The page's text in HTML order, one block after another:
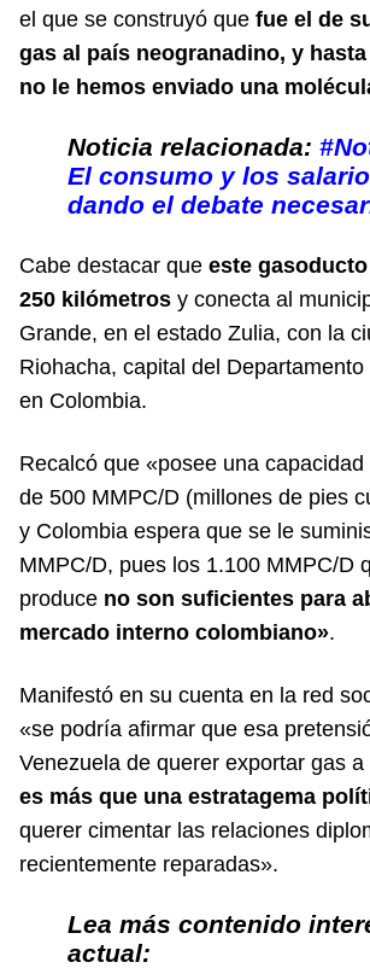
el que se construyó que fue el de
gas al país neogranadino, y
no le hemos enviado una
Noticia relacionada:
El consumo y los
dando el debate
Cabe destacar que este
250 kilómetros y conecta al
Grande, en el estado Zulia, con la
Riohacha, capital del
en Colombia.
Recalcó que «posee una
de 500 MMPC/D (millones de pies
y Colombia espera que se le
MMPC/D, pues los 1.100 MMPC/D
produce no son suficientes para
mercado interno colombiano».
Manifestó en su cuenta en la red
«se podría afirmar que esa
Venezuela de querer exportar gas
es más que una estratagema
querer cimentar las relaciones
recientemente reparadas».
Lea más contenido
actual: